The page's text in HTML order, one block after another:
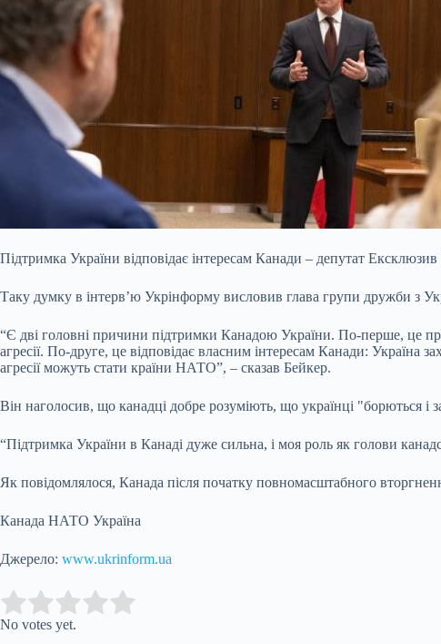
Підтримка України відповідає інтересам Канади – депутат
Таку думку в інтерв’ю Укрінформу висловив глава групи дружби з
“Є дві головні причини підтримки Канадою України. По-перше, це
агресії. По-друге, це відповідає власним інтересам Канади: Україна
агресії можуть стати країни НАТО”, – сказав Бейкер.
Він наголосив, що канадці добре розуміють, що українці "борються
“Підтримка України в Канаді дуже сильна, і моя роль як голови
Як повідомлялося, Канада після початку повномасштабного
Канада НАТО Україна
Джерело: www.ukrinform.ua
Rate this item:
No votes yet.